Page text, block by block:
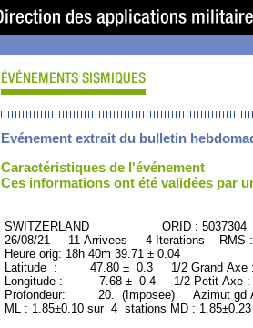
Evénement extrait du bulletin
Caractéristiques de l'événement
Ces informations ont été validées par
SWITZERLAND ORID : 5037304
26/08/21 11 Arrivees 4 Iterations RMS
Heure orig: 18h 40m 39.71 ± 0.04
Latitude : 47.80 ± 0.3 1/2 Grand
Longitude : 7.68 ± 0.4 1/2 Petit Axe
Profondeur: 20. (Imposee) Azimut gd
ML : 1.85±0.10 sur 4 stations MD :